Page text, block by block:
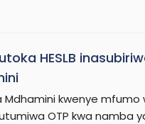
HESLB
Mdhamini kwenye
OTP kwa namba